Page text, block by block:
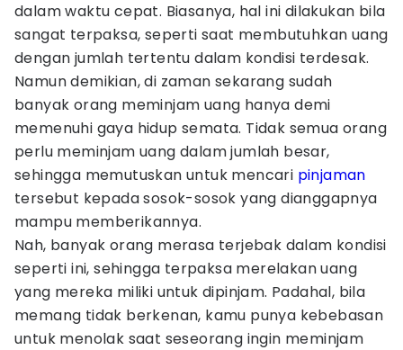
dalam waktu cepat. Biasanya, hal ini dilakukan bila
sangat terpaksa, seperti saat membutuhkan uang
dengan jumlah tertentu dalam kondisi terdesak.
Namun demikian, di zaman sekarang sudah
banyak orang meminjam uang hanya demi
memenuhi gaya hidup semata. Tidak semua orang
perlu meminjam uang dalam jumlah besar,
sehingga memutuskan untuk mencari pinjaman
tersebut kepada sosok-sosok yang dianggapnya
mampu memberikannya.
Nah, banyak orang merasa terjebak dalam kondisi
seperti ini, sehingga terpaksa merelakan uang
yang mereka miliki untuk dipinjam. Padahal, bila
memang tidak berkenan, kamu punya kebebasan
untuk menolak saat seseorang ingin meminjam